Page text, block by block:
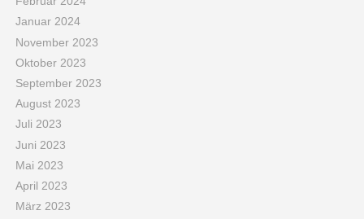
Januar 2024
November 2023
Oktober 2023
September 2023
August 2023
Juli 2023
Juni 2023
Mai 2023
April 2023
März 2023